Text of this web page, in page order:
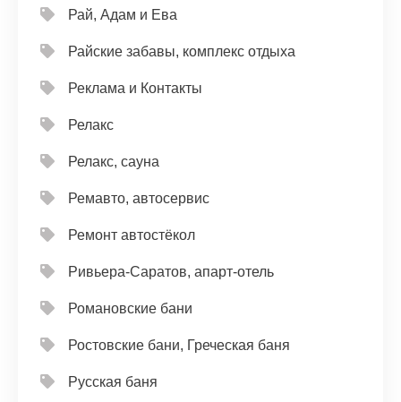
Рай, Адам и Ева
Райские забавы, комплекс отдыха
Реклама и Контакты
Релакс
Релакс, сауна
Ремавто, автосервис
Ремонт автостёкол
Ривьера-Саратов, апарт-отель
Романовские бани
Ростовские бани, Греческая баня
Русская баня